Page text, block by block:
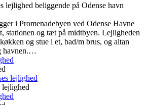
lejlighed beliggende på Odense havn
i Promenadebyen ved Odense Havne
stationen og tæt på midtbyen. Lejligheden
og stue i et, bad/m brus, og altan
havnen.…
lejlighed